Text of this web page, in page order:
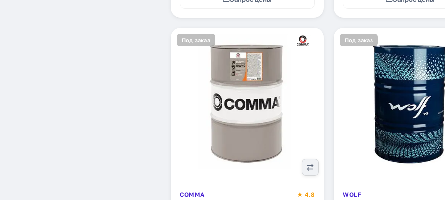
Под заказ
COMMA ★ 4.8
Под заказ
WOLF